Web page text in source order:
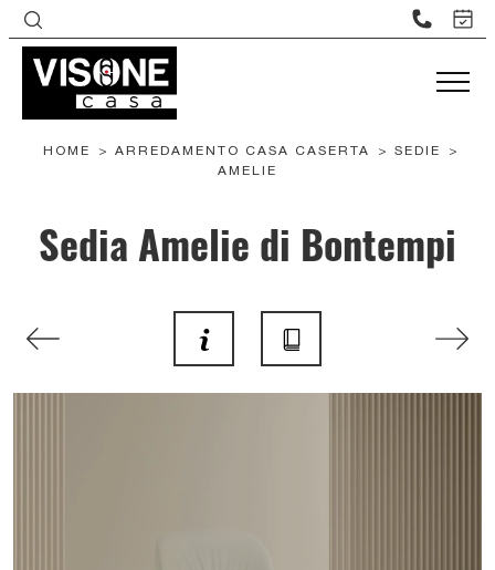
HOME > ARREDAMENTO CASA CASERTA > SEDIE
>
AMELIE
Sedia Amelie di Bontempi